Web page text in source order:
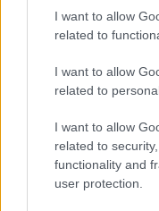
I want to allow
related to
I want to allow
related to
I want to allow
related to
functionality and
user protection.
cliccandoqui
TEMI:
Parco Nazionale La